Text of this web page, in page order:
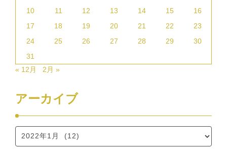
10
11 12 13 14 15
16
17
18 19 20 21 22
23
24
25 26 27 28 29
30
31
« 12月
2月 »
アーカイブ